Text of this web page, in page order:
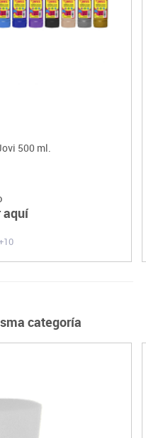
500 ml.
aquí
categoría